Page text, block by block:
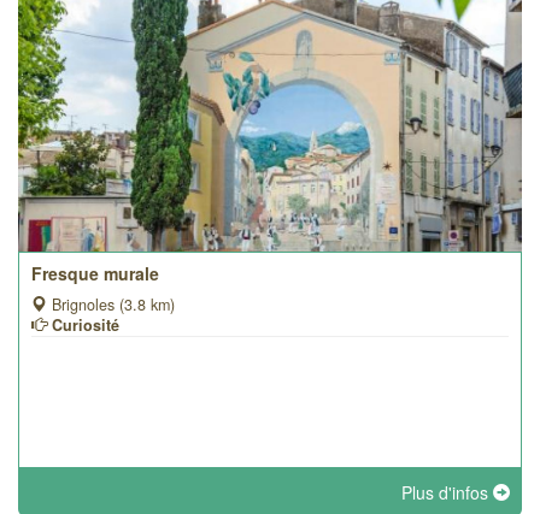
Fresque murale
Brignoles (3.8 km)
Curiosité
Plus d'infos